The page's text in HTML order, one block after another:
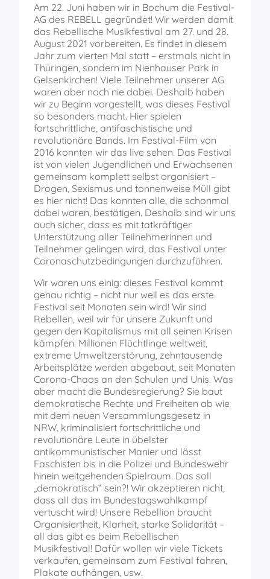
Am 22. Juni haben wir in Bochum die Festival-
AG des REBELL gegründet! Wir werden damit
das Rebellische Musikfestival am 27. und 28.
August 2021 vorbereiten. Es findet in diesem
Jahr zum vierten Mal statt – erstmals nicht in
Thüringen, sondern im Nienhauser Park in
Gelsenkirchen! Viele Teilnehmer unserer AG
waren aber noch nie dabei. Deshalb haben
wir zu Beginn vorgestellt, was dieses Festival
so besonders macht. Hier spielen
fortschrittliche, antifaschistische und
revolutionäre Bands. Im Festival-Film von
2016 konnten wir das live sehen. Das Festival
ist von vielen Jugendlichen und Erwachsenen
gemeinsam komplett selbst organisiert –
Drogen, Sexismus und tonnenweise Müll gibt
es hier nicht! Das konnten alle, die schonmal
dabei waren, bestätigen. Deshalb sind wir uns
auch sicher, dass es mit tatkräftiger
Unterstützung aller Teilnehmerinnen und
Teilnehmer gelingen wird, das Festival unter
Coronaschutzbedingungen durchzuführen.
Wir waren uns einig: dieses Festival kommt
genau richtig – nicht nur weil es das erste
Festival seit Monaten sein wird! Wir sind
Rebellen, weil wir für unsere Zukunft und
gegen den Kapitalismus mit all seinen Krisen
kämpfen: Millionen Flüchtlinge weltweit,
extreme Umweltzerstörung, zehntausende
Arbeitsplätze werden abgebaut, seit Monaten
Corona-Chaos an den Schulen und Unis. Was
aber macht die Bundesregierung? Sie baut
demokratische Rechte und Freiheiten ab wie
mit dem neuen Versammlungsgesetz in
NRW, kriminalisiert fortschrittliche und
revolutionäre Leute in übelster
antikommunistischer Manier und lässt
Faschisten bis in die Polizei und Bundeswehr
hinein weitgehenden Spielraum. Das soll
„demokratisch“ sein?! Wir akzeptieren nicht,
dass all das im Bundestagswahlkampf
vertuscht wird! Unsere Rebellion braucht
Organisiertheit, Klarheit, starke Solidarität –
all das gibt es beim Rebellischen
Musikfestival! Dafür wollen wir viele Tickets
verkaufen, gemeinsam zum Festival fahren,
Plakate aufhängen, usw.